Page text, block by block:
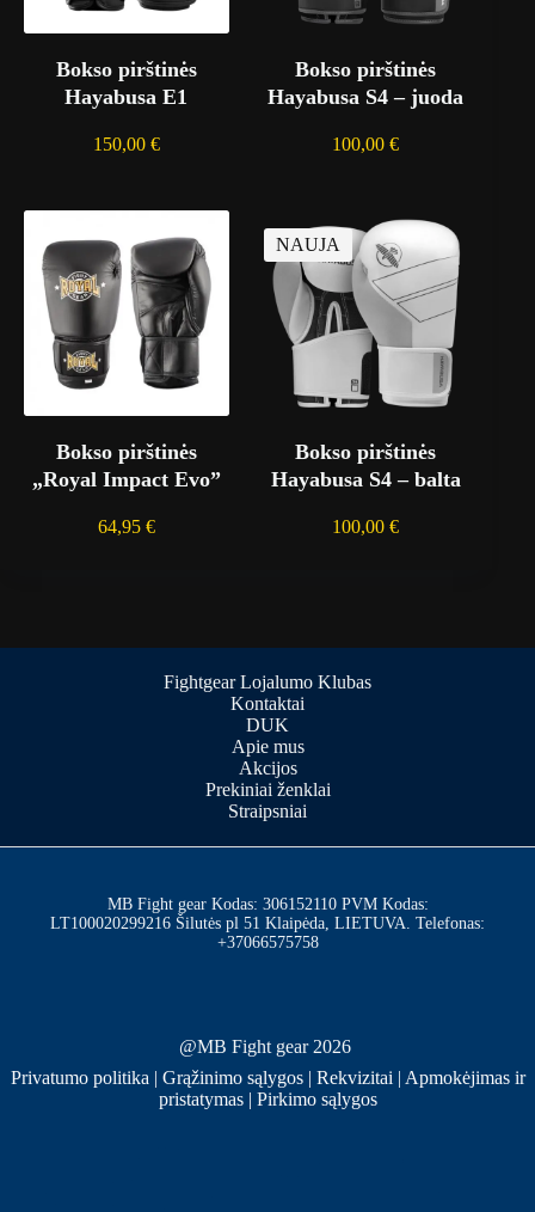
Bokso pirštinės
Hayabusa E1
150,00 €
Bokso pirštinės
Hayabusa S4 – juoda
100,00€
Bokso pirštinės
„Royal Impact Evo”
64,95 €
NAUJA
Bokso pirštinės
Hayabusa S4 – balta
100,00€
Fightgear Lojalumo Klubas
Kontaktai
DUK
Apie mus
Akcijos
Prekiniai ženklai
Straipsniai
MB Fight gear Kodas: 306152110 PVM Kodas:
LT100020299216 Šilutės pl 51 Klaipėda, LIETUVA. Telefonas:
+37066575758
@MB Fight gear 2026
Privatumo politika | Grąžinimo sąlygos | Rekvizitai | Apmokėjimas ir
pristatymas| Pirkimo sąlygos